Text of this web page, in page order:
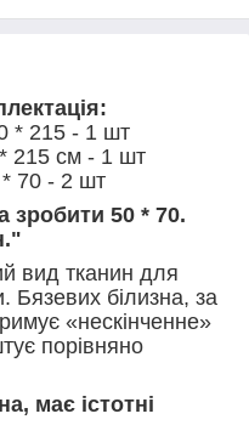
* 215 - 1 шт
215 см - 1 шт
70 - 2 шт
зробити 50 * 70.
вид тканин для
Бязевих білизна, за
«нескінченне»
порівняно
має істотні